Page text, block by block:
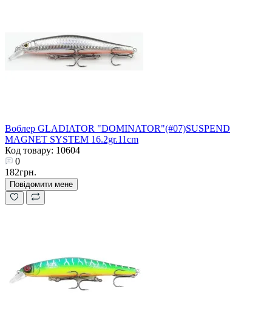
Воблер GLADIATOR "DOMINATOR"(#07)SUSPEND
MAGNET SYSTEM 16.2gr.11cm
Код товару: 10604
0
182грн.
Повідомити мене